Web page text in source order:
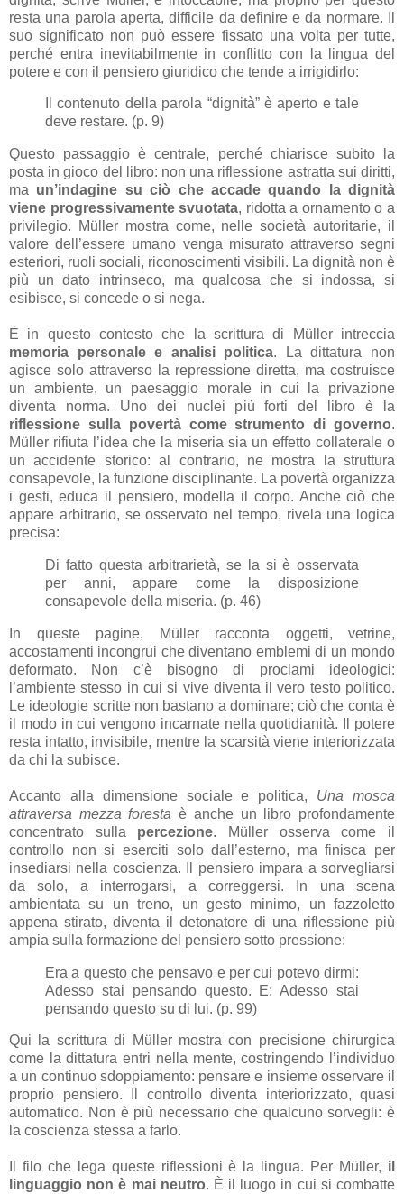
resta una parola aperta, difficile da definire e da normare. Il
suo significato non può essere fissato una volta per tutte,
perché entra inevitabilmente in conflitto con la lingua del
potere e con il pensiero giuridico che tende a irrigidirlo:
Il contenuto della parola “dignità” è aperto e tale
deve restare. (p. 9)
Questo passaggio è centrale, perché chiarisce subito la
posta in gioco del libro: non una riflessione astratta sui diritti,
ma un’indagine su ciò che accade quando la dignità
viene progressivamente svuotata, ridotta a ornamento o a
privilegio. Müller mostra come, nelle società autoritarie, il
valore dell’essere umano venga misurato attraverso segni
esteriori, ruoli sociali, riconoscimenti visibili. La dignità non è
più un dato intrinseco, ma qualcosa che si indossa, si
esibisce, si concede o si nega.
È in questo contesto che la scrittura di Müller intreccia
memoria personale e analisi politica. La dittatura non
agisce solo attraverso la repressione diretta, ma costruisce
un ambiente, un paesaggio morale in cui la privazione
diventa norma. Uno dei nuclei più forti del libro è la
riflessione sulla povertà come strumento di governo.
Müller rifiuta l’idea che la miseria sia un effetto collaterale o
un accidente storico: al contrario, ne mostra la struttura
consapevole, la funzione disciplinante. La povertà organizza
i gesti, educa il pensiero, modella il corpo. Anche ciò che
appare arbitrario, se osservato nel tempo, rivela una logica
precisa:
Di fatto questa arbitrarietà, se la si è osservata
per anni, appare come la disposizione
consapevole della miseria. (p. 46)
In queste pagine, Müller racconta oggetti, vetrine,
accostamenti incongrui che diventano emblemi di un mondo
deformato. Non c’è bisogno di proclami ideologici:
l’ambiente stesso in cui si vive diventa il vero testo politico.
Le ideologie scritte non bastano a dominare; ciò che conta è
il modo in cui vengono incarnate nella quotidianità. Il potere
resta intatto, invisibile, mentre la scarsità viene interiorizzata
da chi la subisce.
Accanto alla dimensione sociale e politica, Una mosca
attraversa mezza foresta è anche un libro profondamente
concentrato sulla percezione. Müller osserva come il
controllo non si eserciti solo dall’esterno, ma finisca per
insediarsi nella coscienza. Il pensiero impara a sorvegliarsi
da solo, a interrogarsi, a correggersi. In una scena
ambientata su un treno, un gesto minimo, un fazzoletto
appena stirato, diventa il detonatore di una riflessione più
ampia sulla formazione del pensiero sotto pressione:
Era a questo che pensavo e per cui potevo dirmi:
Adesso stai pensando questo. E: Adesso stai
pensando questo su di lui. (p. 99)
Qui la scrittura di Müller mostra con precisione chirurgica
come la dittatura entri nella mente, costringendo l’individuo
a un continuo sdoppiamento: pensare e insieme osservare il
proprio pensiero. Il controllo diventa interiorizzato, quasi
automatico. Non è più necessario che qualcuno sorvegli: è
la coscienza stessa a farlo.
Il filo che lega queste riflessioni è la lingua. Per Müller, il
linguaggio non è mai neutro. È il luogo in cui si combatte